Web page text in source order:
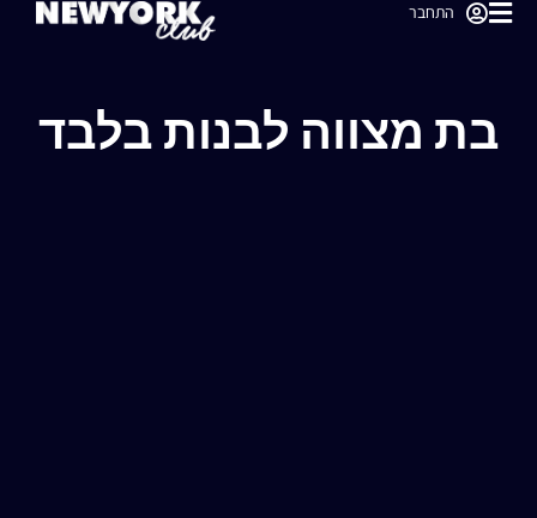
התחבר
בת מצווה לבנות בלבד